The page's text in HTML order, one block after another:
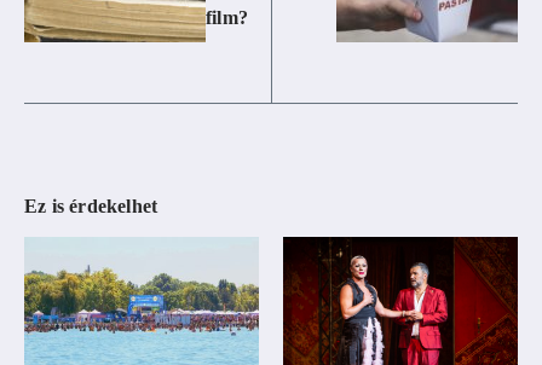
film?
Ez is érdekelhet